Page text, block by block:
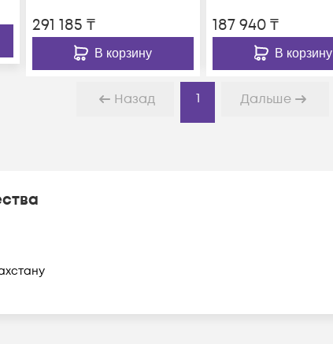
291 185 ₸
В корзину
187 940₸
В корзину
Назад 1 Дальше